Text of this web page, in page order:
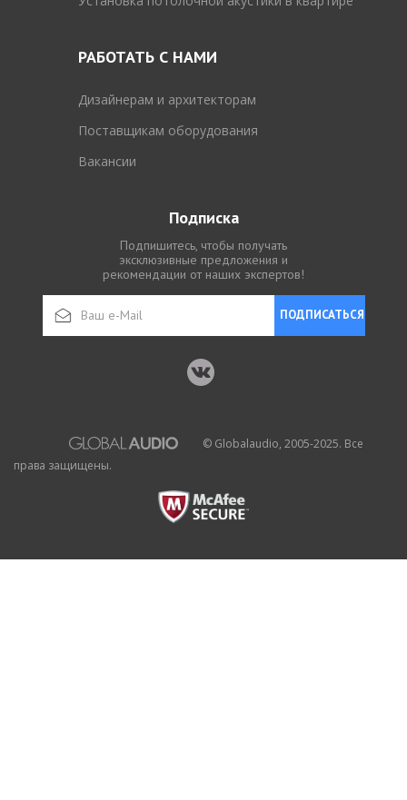
РАБОТАТЬ С НАМИ
Дизайнерам и архитекторам
Поставщикам оборудования
Вакансии
Подписка
Подпишитесь, чтобы получать
эксклюзивные предложения и
рекомендации от наших экспертов!
ПОДПИСАТЬСЯ
© Globalaudio, 2005-2025. Все
права защищены.